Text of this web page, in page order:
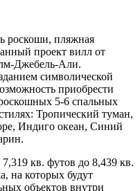
роскоши, пляжная
проект вилл от
Джебель-Али.
символической
приобрести
5-6 спальных
Тропический туман,
Индиго океан, Синий
кв. футов до 8,439 кв.
на которых будут
объектов внутри